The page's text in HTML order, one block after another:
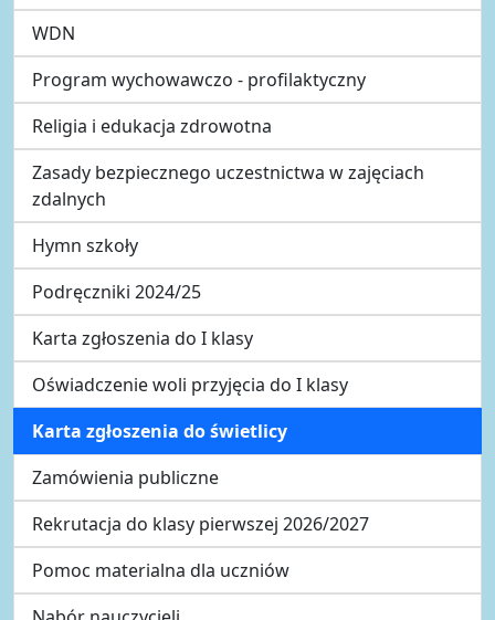
WDN
Program wychowawczo - profilaktyczny
Religia i edukacja zdrowotna
Zasady bezpiecznego uczestnictwa w zajęciach
zdalnych
Hymn szkoły
Podręczniki 2024/25
Karta zgłoszenia do I klasy
Oświadczenie woli przyjęcia do I klasy
Karta zgłoszenia do świetlicy
Zamówienia publiczne
Rekrutacja do klasy pierwszej 2026/2027
Pomoc materialna dla uczniów